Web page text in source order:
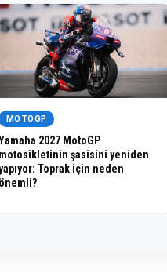
MOTOGP
2027 MotoGP
motosikletinin şasisini yeniden
Toprak için neden
önemli?